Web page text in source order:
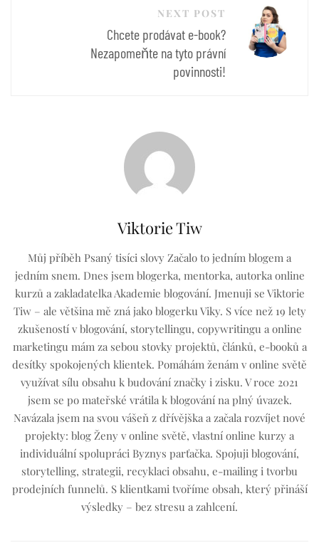
NEXT POST
Chcete prodávat e-book?
Nezapomeňte na tyto právní
povinnosti!
Viktorie Tiw
Můj příběh Psaný tisíci slovy Začalo to jedním blogem a
jedním snem. Dnes jsem blogerka, mentorka, autorka online
kurzů a zakladatelka Akademie blogování. Jmenuji se Viktorie
Tiw – ale většina mě zná jako blogerku Viky. S více než 19 lety
zkušeností v blogování, storytellingu, copywritingu a online
marketingu mám za sebou stovky projektů, článků, e-booků a
desítky spokojených klientek. Pomáhám ženám v online světě
využívat sílu obsahu k budování značky i zisku. V roce 2021
jsem se po mateřské vrátila k blogování na plný úvazek.
Navázala jsem na svou vášeň z dřívějška a začala rozvíjet nové
projekty: blog Ženy v online světě, vlastní online kurzy a
individuální spolupráci Byznys parťačka. Spojuji blogování,
storytelling, strategii, recyklaci obsahu, e-mailing i tvorbu
prodejních funnelů. S klientkami tvoříme obsah, který přináší
výsledky – bez stresu a zahlcení.